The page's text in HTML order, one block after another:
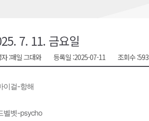
공동체"
가폭력 사과
7. 11. 금요일
:매일 그대와 등록일 :2025-07-11 조회수 :593
이걸-항해
벨벳-psycho